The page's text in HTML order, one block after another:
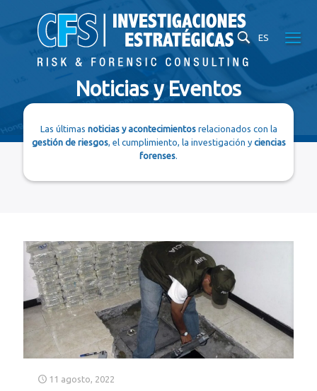
ES
Noticias y Eventos
Las últimas noticias y acontecimientosrelacionados con la
gestión de riesgos, el cumplimiento, la investigación yciencias
forenses.
11 agosto, 2022